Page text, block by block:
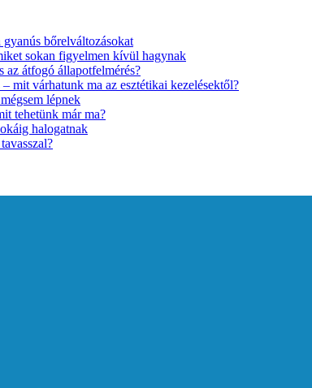
bőrelváltozásokat
sokan figyelmen kívül hagynak
az átfogó állapotfelmérés?
mit várhatunk ma az esztétikai kezelésektől?
lépnek
tehetünk már ma?
halogatnak